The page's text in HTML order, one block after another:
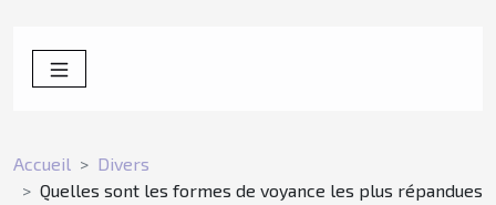
Accueil
Divers
Quelles sont les formes de voyance les plus répandues